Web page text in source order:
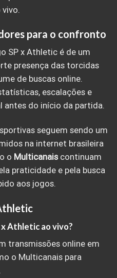
para o confronto
SP x Athletic é de um
presença das torcidas
de buscas online.
escalações e
antes do início da partida.
seguem sendo um
na internet brasileira
o Multicanaiscontinuam
praticidade e pela busca
aos jogos.
Athletic ao vivo?
transmissões online em
o Multicanais para